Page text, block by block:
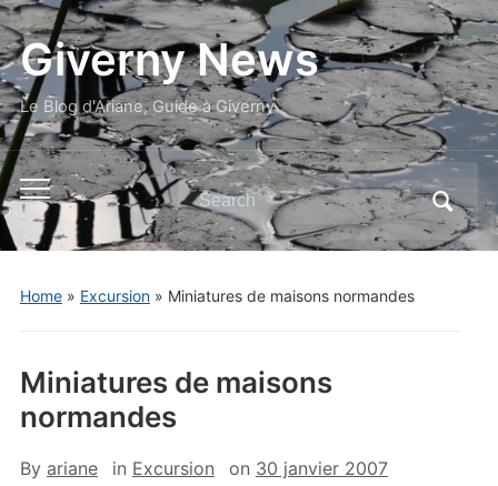
Giverny News
Le Blog d'Ariane, Guide à Giverny
Toggle
mobile
menu
Search
for:
Home» Excursion» Miniatures de maisons normandes
Miniatures de maisons
normandes
By ariane in Excursion on 30 janvier 2007